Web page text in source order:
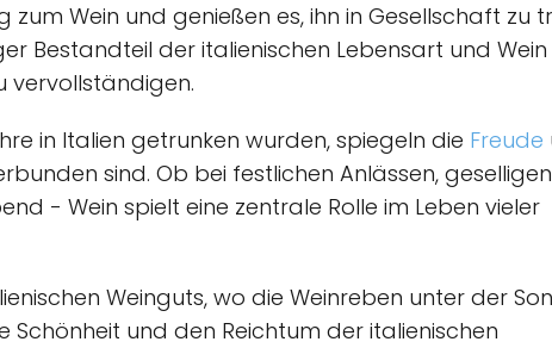
Wein und genießen es, ihn in Gesellschaft zu
Bestandteil der italienischen Lebensart und
vervollständigen.
in Italien getrunken wurden, spiegeln die Freude
sind. Ob bei festlichen Anlässen, geselligen
- Wein spielt eine zentrale Rolle im Leben vieler
Weinguts, wo die Weinreben unter der
und den Reichtum der italienischen